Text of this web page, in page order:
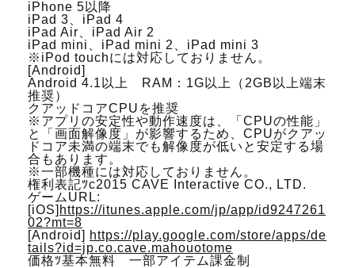
iPhone 5以降
iPad 3、iPad 4
iPad Air、iPad Air 2
iPad mini、iPad mini 2、iPad mini 3
※iPod touchには対応しておりません。
[Android]
Android 4.1以上 RAM：1G以上（2GB以上端末
推奨）
クアッドコアCPUを推奨
※アプリの安定性や動作速度は、「CPUの性能」
と「画面解像度」が影響するため、CPUがクアッ
ドコア未満の端末でも解像度が低いと安定する場
合もあります。
※一部機種には対応しておりません。
権利表記ﾂc2015 CAVE Interactive CO., LTD.
ゲームURL:
[iOS] https://itunes.apple.com/jp/app/id9247261
02?mt=8
[Android] https://play.google.com/store/apps/de
tails?id=jp.co.cave.mahouotome
価格ﾂ基本無料 一部アイテム課金制